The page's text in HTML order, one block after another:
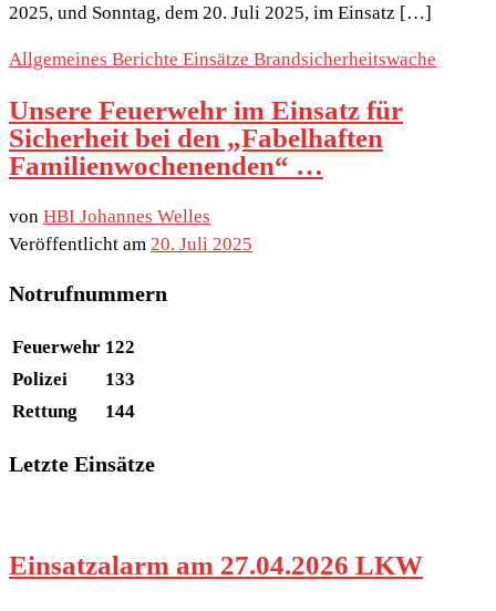
2025, und Sonntag, dem 20. Juli 2025, im Einsatz […]
Allgemeines Berichte Einsätze Brandsicherheitswache
Unsere Feuerwehr im Einsatz für
Sicherheit bei den „Fabelhaften
Familienwochenenden“ …
von HBI Johannes Welles
Veröffentlicht am 20. Juli 2025
Notrufnummern
Feuerwehr 122
Polizei
133
Rettung
144
Letzte Einsätze
Einsatzalarm am 27.04.2026 LKW